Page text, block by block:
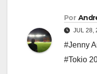
Por
JUL 28,
#Jenny
#Tokio